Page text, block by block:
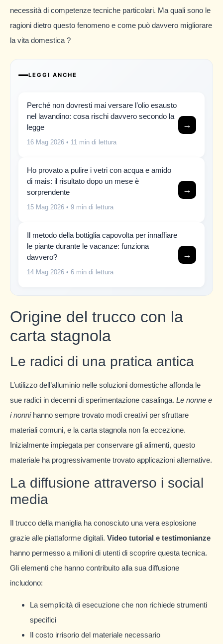
necessità di competenze tecniche particolari. Ma quali sono le
ragioni dietro questo fenomeno e come può davvero migliorare
la vita domestica ?
LEGGI ANCHE
Perché non dovresti mai versare l’olio esausto
nel lavandino: cosa rischi davvero secondo la
legge
16 Mag 2026 • 11 min di lettura
→
Ho provato a pulire i vetri con acqua e amido
di mais: il risultato dopo un mese è
sorprendente
15 Mag 2026 • 9 min di lettura
→
Il metodo della bottiglia capovolta per innaffiare
le piante durante le vacanze: funziona
davvero?
14 Mag 2026 • 6 min di lettura
→
Origine del trucco con la
carta stagnola
Le radici di una pratica antica
L’utilizzo dell’alluminio nelle soluzioni domestiche affonda le
sue radici in decenni di sperimentazione casalinga. Le nonne e
i nonnihanno sempre trovato modi creativi per sfruttare
materiali comuni, e la carta stagnola non fa eccezione.
Inizialmente impiegata per conservare gli alimenti, questo
materiale ha progressivamente trovato applicazioni alternative.
La diffusione attraverso i social
media
Il trucco della maniglia ha conosciuto una vera esplosione
grazie alle piattaforme digitali. Video tutorial e testimonianze
hanno permesso a milioni di utenti di scoprire questa tecnica.
Gli elementi che hanno contribuito alla sua diffusione
includono:
La semplicità di esecuzione che non richiede strumenti
specifici
Il costo irrisorio del materiale necessario